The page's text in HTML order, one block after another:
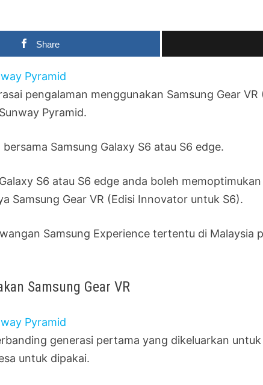
Share
pengalaman menggunakan Samsung Gear
Pyramid.
Samsung Galaxy S6 atau S6 edge.
S6 atau S6 edge anda boleh
Samsung Gear VR (Edisi Innovator untuk S6).
Samsung Experience tertentu di Malaysia
Samsung Gear VR
generasi pertama yang dikeluarkan
untuk dipakai.